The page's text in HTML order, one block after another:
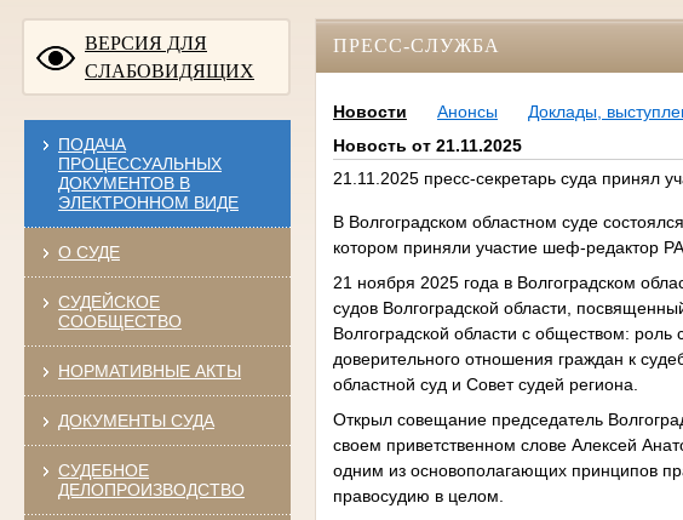
ВЕРСИЯ ДЛЯ
СЛАБОВИДЯЩИХ
ПОДАЧА
ПРОЦЕССУАЛЬНЫХ
ДОКУМЕНТОВ В
ЭЛЕКТРОННОМ ВИДЕ
О СУДЕ
СУДЕЙСКОЕ
СООБЩЕСТВО
НОРМАТИВНЫЕ АКТЫ
ДОКУМЕНТЫ СУДА
СУДЕБНОЕ
ДЕЛОПРОИЗВОДСТВО
ПРЕСС-СЛУЖБА
Новости Анонсы Доклады,
Новость от 21.11.2025
21.11.2025 пресс-секретарь суда принял
В Волгоградском областном суде
котором приняли участие шеф-редактор
21 ноября 2025 года в Волгоградском
судов Волгоградской области,
Волгоградской области с обществом:
доверительного отношения граждан к
областной суд и Совет судей региона.
Открыл совещание председатель
своем приветственном слове Алексей
одним из основополагающих принципов
правосудию в целом.